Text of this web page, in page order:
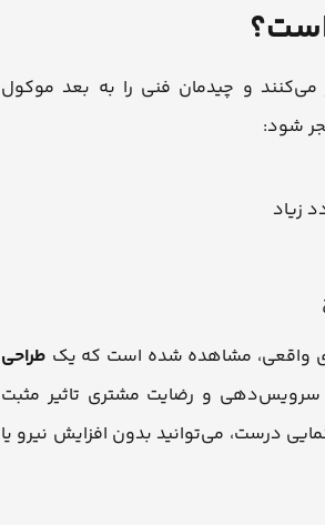
می‌کنند و چیدمان فنی را به بعد موکول
شود:
زیاد
واقعی، مشاهده شده است که یک طراحی
۱۰ تا ۲۰ درصد بر سرعت سرویس‌دهی و رضایت مشتری تاثیر مثبت
درست، می‌توانید بدون افزایش نیرو یا